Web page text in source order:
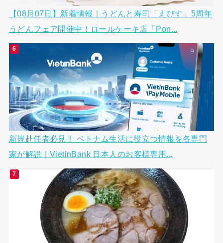
【08月07日】新着情報｜うどんと寿司「えびす」5周年
うどんフェア開催中！ロールケーキ店「Pon...
新規赴任者必見！ ベトナム生活に役立つ情報を各専門
家が解説｜VietinBank 日本人のお客様専用...